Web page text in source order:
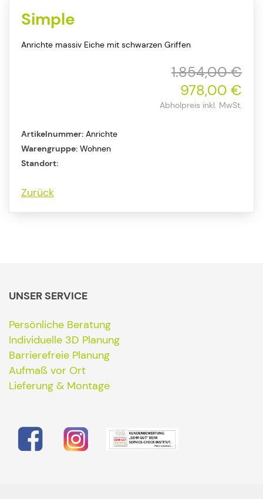
Simple
Anrichte massiv Eiche mit schwarzen Griffen
1.854,00 €
978,00 €
Abholpreis inkl. MwSt.
Artikelnummer: Anrichte
Warengruppe: Wohnen
Standort:
Zurück
UNSER SERVICE
Persönliche Beratung
Individuelle 3D Planung
Barrierefreie Planung
Aufmaß vor Ort
Lieferung & Montage